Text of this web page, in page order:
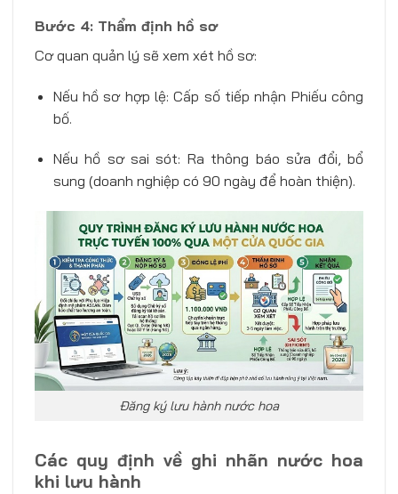
Bước 4: Thẩm định hồ sơ
Cơ quan quản lý sẽ xem xét hồ sơ:
Nếu hồ sơ hợp lệ: Cấp số tiếp nhận Phiếu công
bố.
Nếu hồ sơ sai sót: Ra thông báo sửa đổi, bổ
sung (doanh nghiệp có 90 ngày để hoàn thiện).
Đăng ký lưu hành nước hoa
Các quy định về ghi nhãn nước hoa
khi lưu hành